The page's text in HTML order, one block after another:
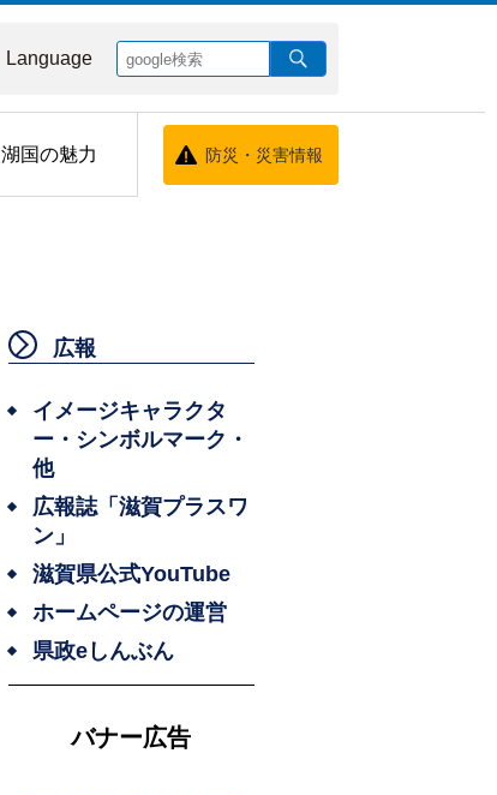
Language
湖国の魅力 防災・災害情報
広報
イメージキャラクタ
ー・シンボルマーク・
他
広報誌「滋賀プラスワ
ン」
滋賀県公式YouTube
ホームページの運営
県政eしんぶん
バナー広告